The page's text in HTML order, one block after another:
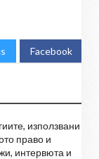
Facebook
използвани
право и
интервюта и